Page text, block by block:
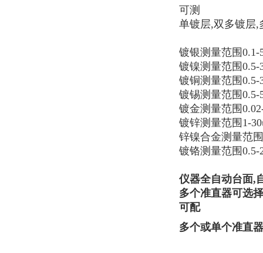
可测
单镀层,双多镀层,
镀银测量范围0.1-
镀镍测量范围0.5-
镀铜测量范围0.5-
镀锡测量范围0.5-
镀金测量范围
镀锌测量范围1-
锌镍合金测量范
镀铬测量范围0.5-
仪器全自动台面,
多个准直器可选
可配
多个或单个准直